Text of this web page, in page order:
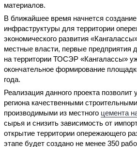
материалов.
В ближайшее время начнется
инфраструктуры для территории
экономического развития
местные власти, первые предприятия
на территории ТОСЭР «Кангалассы»
окончательное формирование
года.
Реализация данного проекта
региона качественными
производимыми из местного цемента
сырья и снизить зависимость от
открытие территории опережающего
этапе будет создано не менее 350